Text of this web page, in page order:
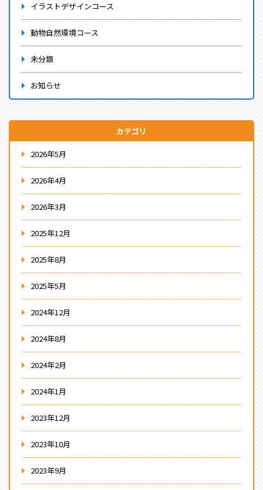
イラストデザインコース
動物自然環境コース
未分類
お知らせ
カテゴリ
2026年5月
2026年4月
2026年3月
2025年12月
2025年8月
2025年5月
2024年12月
2024年8月
2024年2月
2024年1月
2023年12月
2023年10月
2023年9月